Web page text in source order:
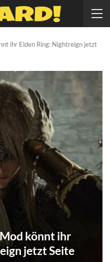
ihr Elden Ring: Nightreign jetzt
könnt ihr
jetzt Seite